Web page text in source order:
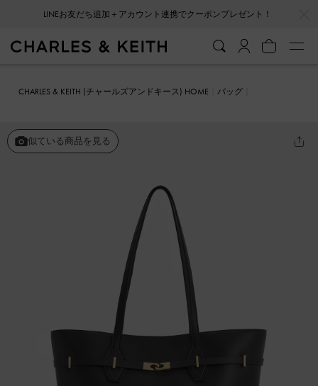
LINEお友だち追加＋アカウント連携でクーポンプレゼント！
CHARLES & KEITH (チャールズアンドキース) HOME
バッグ
似ている商品を見る